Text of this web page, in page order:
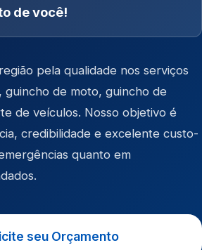
de você!
pela qualidade nos serviços
, guincho de moto, guincho de
de veículos. Nosso objetivo é
credibilidade e excelente custo-
quanto em
seu Orçamento